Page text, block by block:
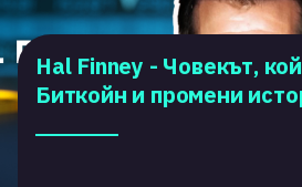
Hal Finney - Човекът,
Биткойн и промени